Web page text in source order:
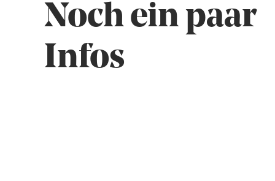
Noch ein paar
Infos